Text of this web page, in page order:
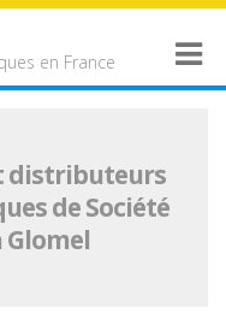
en France
distributeurs
de Société
Glomel